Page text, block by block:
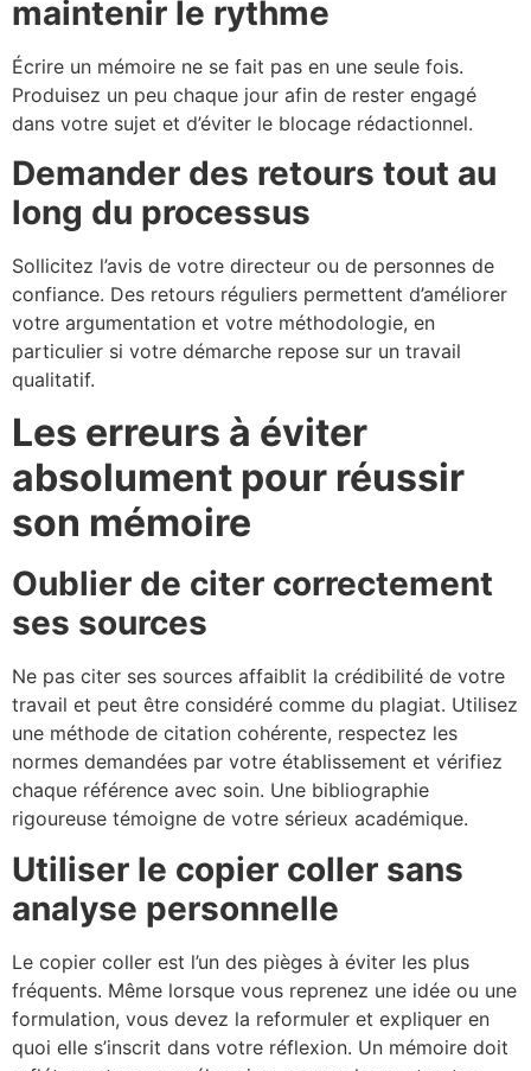
maintenir le rythme
Écrire un mémoire ne se fait pas en une seule fois.
Produisez un peu chaque jour afin de rester engagé
dans votre sujet et d’éviter le blocage rédactionnel.
Demander des retours tout au
long du processus
Sollicitez l’avis de votre directeur ou de personnes de
confiance. Des retours réguliers permettent d’améliorer
votre argumentation et votre méthodologie, en
particulier si votre démarche repose sur un travail
qualitatif.
Les erreurs à éviter
absolument pour réussir
son mémoire
Oublier de citer correctement
ses sources
Ne pas citer ses sources affaiblit la crédibilité de votre
travail et peut être considéré comme du plagiat. Utilisez
une méthode de citation cohérente, respectez les
normes demandées par votre établissement et vérifiez
chaque référence avec soin. Une bibliographie
rigoureuse témoigne de votre sérieux académique.
Utiliser le copier coller sans
analyse personnelle
Le copier coller est l’un des pièges à éviter les plus
fréquents. Même lorsque vous reprenez une idée ou une
formulation, vous devez la reformuler et expliquer en
quoi elle s’inscrit dans votre réflexion. Un mémoire doit